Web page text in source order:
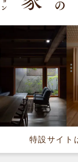
特設サイト